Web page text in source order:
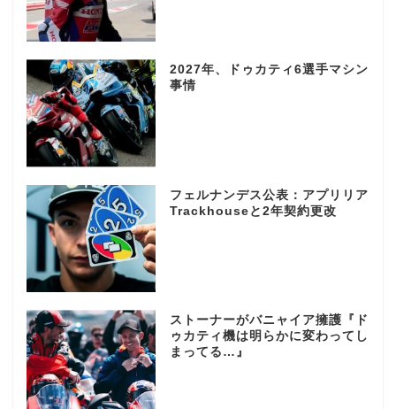
2027年、ドゥカティ6選手マシン
事情
フェルナンデス公表：アプリリア
Trackhouseと2年契約更改
ストーナーがバニャイア擁護『ド
ゥカティ機は明らかに変わってし
まってる…』